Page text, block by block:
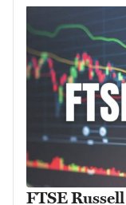
FTSE